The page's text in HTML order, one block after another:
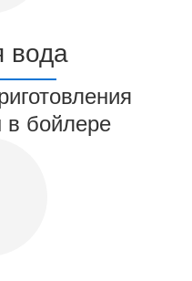
вода
в бойлере